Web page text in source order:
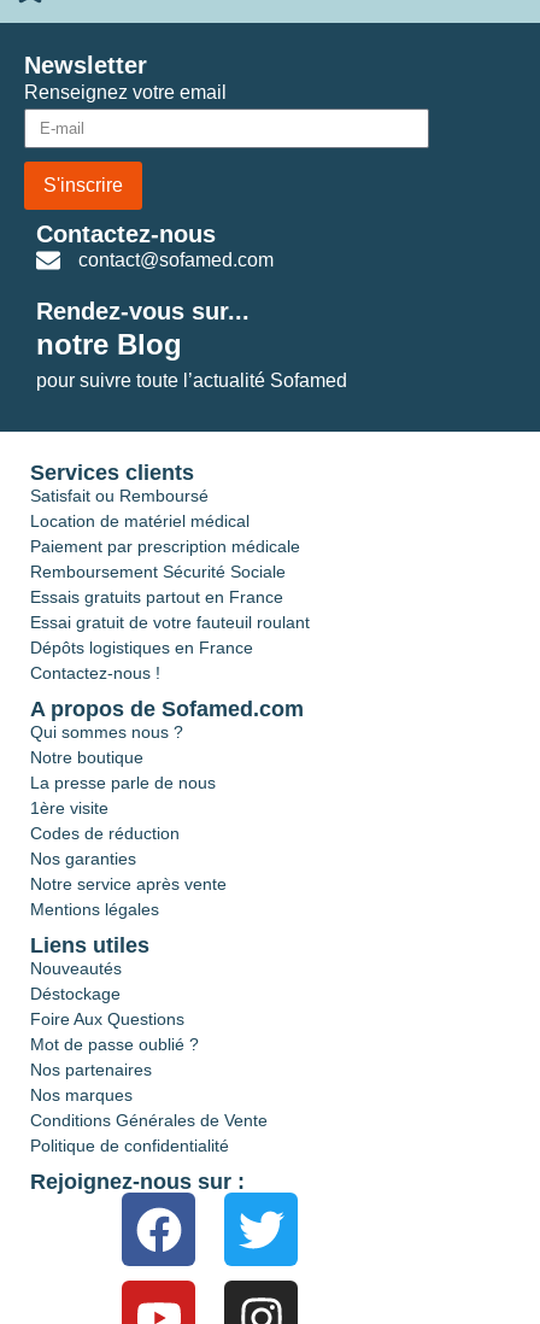
Renseignez votre email
S'inscrire
Newsletter
Contactez-nous
contact@sofamed.com
Rendez-vous sur...
notre Blog
pour suivre toute l’actualité Sofamed
Services clients
Satisfait ou Remboursé
Location de matériel médical
Paiement par prescription médicale
Remboursement Sécurité Sociale
Essais gratuits partout en France
Essai gratuit de votre fauteuil roulant
Dépôts logistiques en France
Contactez-nous !
A propos de Sofamed.com
Qui sommes nous ?
Notre boutique
La presse parle de nous
1ère visite
Codes de réduction
Nos garanties
Notre service après vente
Mentions légales
Liens utiles
Nouveautés
Déstockage
Foire Aux Questions
Mot de passe oublié ?
Nos partenaires
Nos marques
Conditions Générales de Vente
Politique de confidentialité
Rejoignez-nous sur :